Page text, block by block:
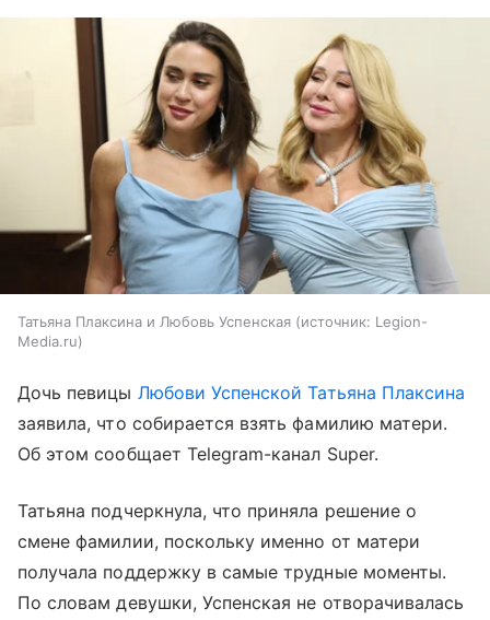
Татьяна Плаксина и Любовь Успенская источник: Legion-
Media.ru
Дочь певицы Любови Успенской Татьяна Плаксина
заявила, что собирается взять фамилию матери.
Об этом сообщает Telegram-канал Super.
Татьяна подчеркнула, что приняла решение о
смене фамилии, поскольку именно от матери
получала поддержку в самые трудные моменты.
По словам девушки, Успенская не отворачивалась